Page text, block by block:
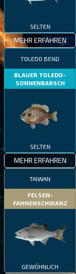
SELTEN
MEHR ERFAHREN
TOLEDO BEND
BLAUER TOLEDO-
SONNENBARSCH
SELTEN
MEHR ERFAHREN
TAIWAN
FELSEN-
FAHNENSCHWANZ
GEWÖHNLICH